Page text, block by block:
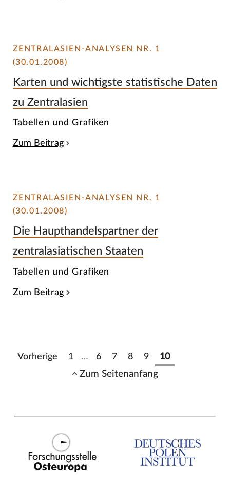
ZENTRALASIEN-ANALYSEN NR. 1
(30.01.2008)
Karten und wichtigste statistische Daten
zu Zentralasien
Tabellen und Grafiken
Zum Beitrag
ZENTRALASIEN-ANALYSEN NR. 1
(30.01.2008)
Die Haupthandelspartner der
zentralasiatischen Staaten
Tabellen und Grafiken
Zum Beitrag
Vorherige 1 … 6 7 8 9 10
Zum Seitenanfang